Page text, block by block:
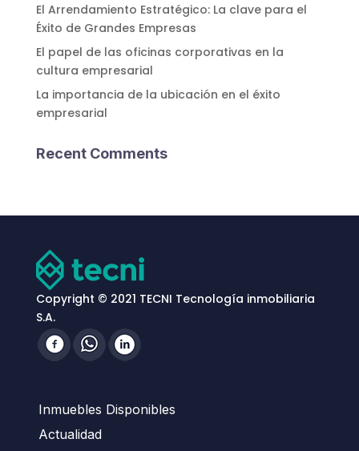
El Arrendamiento Estratégico: La clave para el
Éxito de Grandes Empresas
El papel de las oficinas corporativas en la
cultura empresarial
La importancia de la ubicación en el éxito
empresarial
Recent Comments
Copyright © 2021 TECNI Tecnología inmobiliaria
S.A.
Inmuebles Disponibles
Actualidad